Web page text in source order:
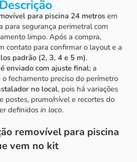
Descrição
para piscina 24 metros em
para segurança perimetral com
limpo. Após a compra,
contato para confirmar o layout e a
padrão (2, 3, 4 e 5 m).
enviado com ajuste final; a
o fechamento preciso do perímetro
no local, pois há variações
postes, prumo/nível e recortes do
definidos in loco.
removível para piscina
vem no kit